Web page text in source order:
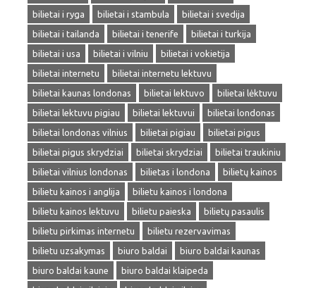
bilietai i ryga
bilietai i stambula
bilietai i svedija
bilietai i tailanda
bilietai i tenerife
bilietai i turkija
bilietai i usa
bilietai i vilniu
bilietai i vokietija
bilietai internetu
bilietai internetu lektuvu
bilietai kaunas londonas
bilietai lektuvo
bilietai lėktuvu
bilietai lektuvu pigiau
bilietai lektuvui
bilietai londonas
bilietai londonas vilnius
bilietai pigiau
bilietai pigus
bilietai pigus skrydziai
bilietai skrydziai
bilietai traukiniu
bilietai vilnius londonas
bilietas i londona
bilietų kainos
bilietu kainos i anglija
bilietu kainos i londona
bilietu kainos lektuvu
bilietu paieska
bilietų pasaulis
bilietu pirkimas internetu
bilietu rezervavimas
bilietu uzsakymas
biuro baldai
biuro baldai kaunas
biuro baldai kaune
biuro baldai klaipeda